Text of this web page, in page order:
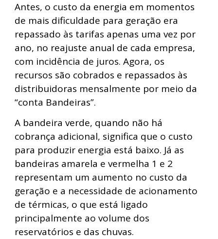
Antes, o custo da energia em momentos
de mais dificuldade para geração era
repassado às tarifas apenas uma vez por
ano, no reajuste anual de cada empresa,
com incidência de juros. Agora, os
recursos são cobrados e repassados às
distribuidoras mensalmente por meio da
“conta Bandeiras”.
A bandeira verde, quando não há
cobrança adicional, significa que o custo
para produzir energia está baixo. Já as
bandeiras amarela e vermelha 1 e 2
representam um aumento no custo da
geração e a necessidade de acionamento
de térmicas, o que está ligado
principalmente ao volume dos
reservatórios e das chuvas.